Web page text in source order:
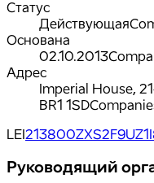
Статус
Действующая
Основана
02.10.2013
Адрес
Imperial House,
BR1 1SD
LEI
Руководящий